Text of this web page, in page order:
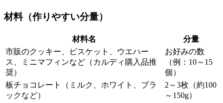
材料（作りやすい分量）
材料名
分量
市販のクッキー、ビスケット、ウエハー
ス、ミニマフィンなど（カルディ購入品推
奨）
お好みの数
（例：10～15
個）
板チョコレート（ミルク、ホワイト、ブラ
ックなど）
2～3枚（約100
～150g）